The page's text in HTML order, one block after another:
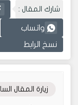
شارك المقال :
واتساب
نسخ الرابط
زيارة المقال